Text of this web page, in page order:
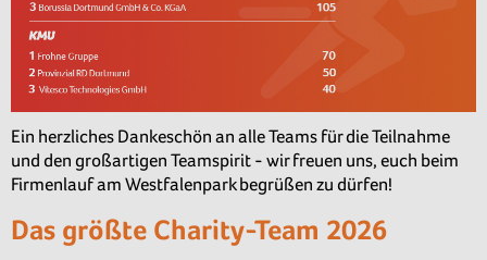
Ein herzliches Dankeschön an alle Teams für die Teilnahme
und den großartigen Teamspirit - wir freuen uns, euch beim
Firmenlauf am Westfalenpark begrüßen zu dürfen!
Das größte Charity-Team 2026